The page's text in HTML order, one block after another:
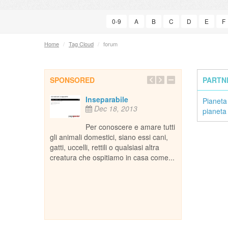
0-9 A B C D E F
Home / Tag Cloud / forum
SPONSORED
Inseparabile
Dec 18, 2013
Per conoscere e amare tutti
gli animali domestici, siano essi cani,
gatti, uccelli, rettili o qualsiasi altra
creatura che ospitiamo in casa come...